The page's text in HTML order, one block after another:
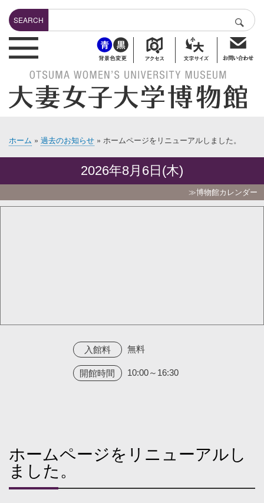
メ
ン
テ
ツ
に
動
検索
SEARCH
header-bottuns
パ
ず
ホーム 過去のお知らせ ホームページをリニューアルしました。
ホームページをリニューアルし
ました。
2026年8月6日(木)
≫博物館カレンダー
入館料 無料
開館時間 10:00～16:30